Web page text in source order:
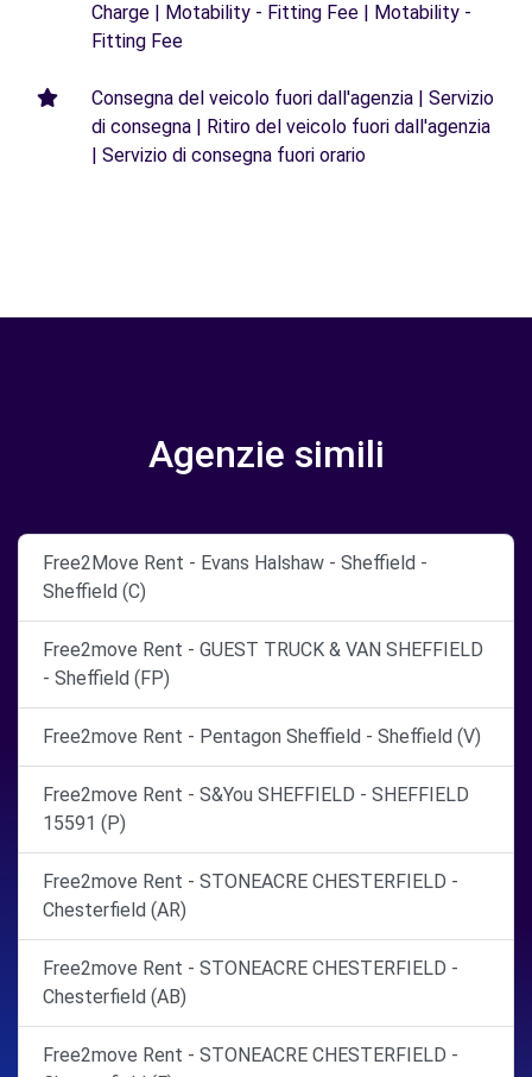
Charge | Motability - Fitting Fee | Motability -
Fitting Fee
Consegna del veicolo fuori dall'agenzia | Servizio
di consegna | Ritiro del veicolo fuori dall'agenzia
| Servizio di consegna fuori orario
Agenzie simili
Free2Move Rent - Evans Halshaw - Sheffield -
Sheffield (C)
Free2move Rent - GUEST TRUCK & VAN SHEFFIELD
- Sheffield (FP)
Free2move Rent - Pentagon Sheffield - Sheffield (V)
Free2move Rent - S&You SHEFFIELD - SHEFFIELD
15591 (P)
Free2move Rent - STONEACRE CHESTERFIELD -
Chesterfield (AR)
Free2move Rent - STONEACRE CHESTERFIELD -
Chesterfield (AB)
Free2move Rent - STONEACRE CHESTERFIELD -